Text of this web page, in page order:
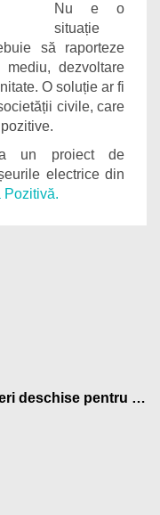
Nu e o
situație
să raporteze
dezvoltare
O soluție ar fi
civile, care
un proiect de
electrice din
Pozitivă.
Nicio baterie la gunoi 2026: înscrieri deschise pentru școli